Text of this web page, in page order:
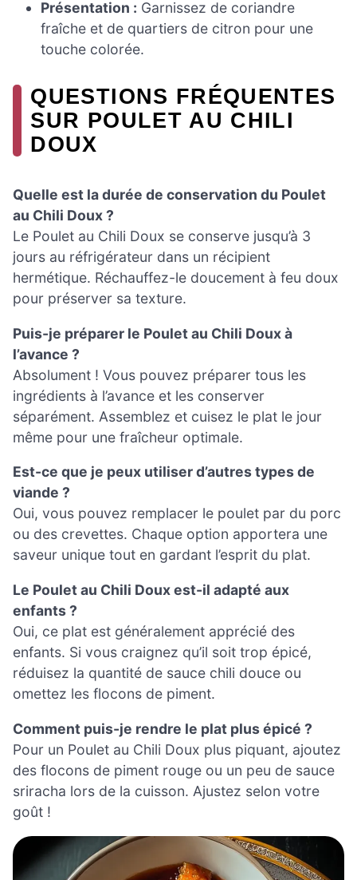
Présentation : Garnissez de coriandre
fraîche et de quartiers de citron pour une
touche colorée.
QUESTIONS FRÉQUENTES
SUR POULET AU CHILI
DOUX
Quelle est la durée de conservation du Poulet
au Chili Doux ?
Le Poulet au Chili Doux se conserve jusqu’à 3
jours au réfrigérateur dans un récipient
hermétique. Réchauffez-le doucement à feu doux
pour préserver sa texture.
Puis-je préparer le Poulet au Chili Doux à
l’avance ?
Absolument ! Vous pouvez préparer tous les
ingrédients à l’avance et les conserver
séparément. Assemblez et cuisez le plat le jour
même pour une fraîcheur optimale.
Est-ce que je peux utiliser d’autres types de
viande ?
Oui, vous pouvez remplacer le poulet par du porc
ou des crevettes. Chaque option apportera une
saveur unique tout en gardant l’esprit du plat.
Le Poulet au Chili Doux est-il adapté aux
enfants ?
Oui, ce plat est généralement apprécié des
enfants. Si vous craignez qu’il soit trop épicé,
réduisez la quantité de sauce chili douce ou
omettez les flocons de piment.
Comment puis-je rendre le plat plus épicé ?
Pour un Poulet au Chili Doux plus piquant, ajoutez
des flocons de piment rouge ou un peu de sauce
sriracha lors de la cuisson. Ajustez selon votre
goût !